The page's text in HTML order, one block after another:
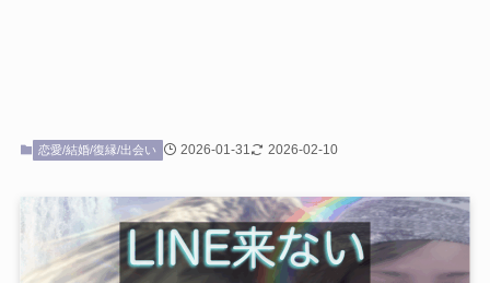
恋愛/結婚/復縁/出会い 2026-01-31 2026-02-10